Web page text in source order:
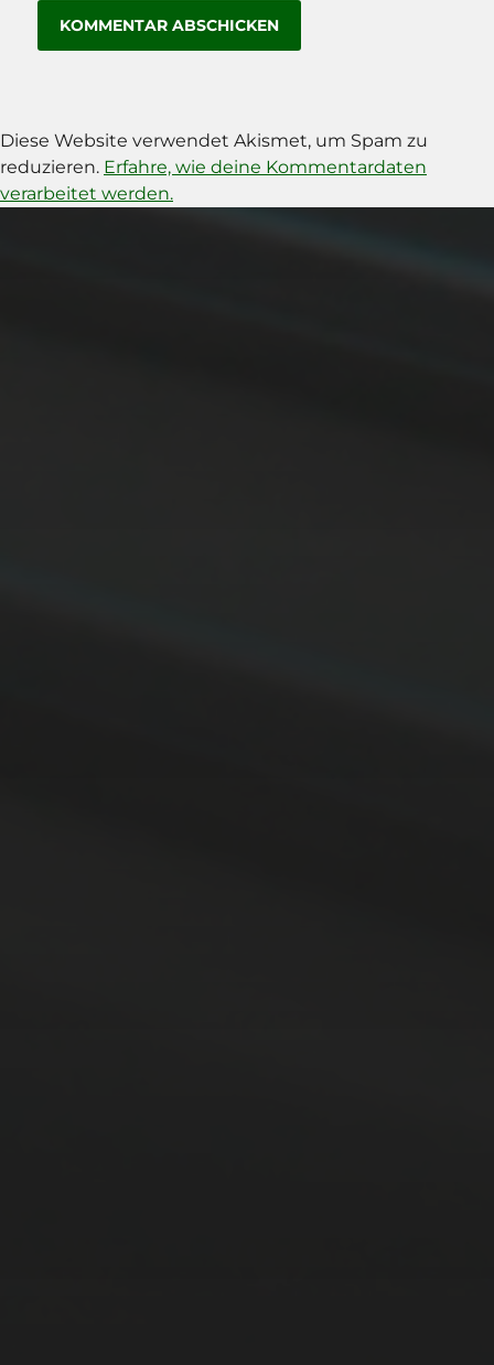
Diese Website verwendet Akismet, um Spam zu
reduzieren. Erfahre, wie deine Kommentardaten
verarbeitet werden.